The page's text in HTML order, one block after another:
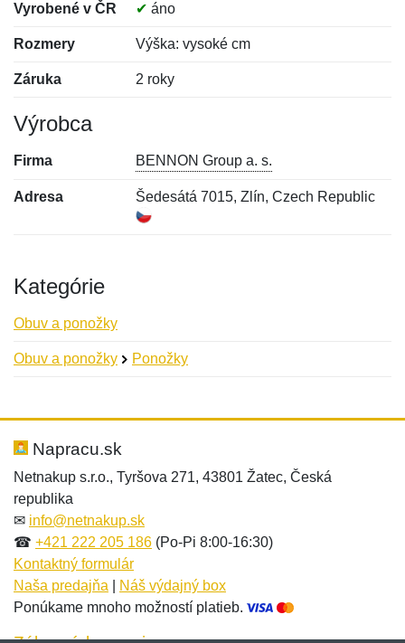
Vyrobené v ČR ✔ áno
Rozmery Výška: vysoké cm
Záruka 2 roky
Výrobca
Firma BENNON Group a. s.
Adresa Šedesátá 7015, Zlín, Czech Republic
Kategórie
Obuv a ponožky
Obuv a ponožky Ponožky
Hodnotenie:
Meno:*
E-mail:
Meno:
E-mail:*
Správa*
Napracu.sk
Netnakup s.r.o., Tyršova 271, 43801 Žatec, Česká
republika
✉ info@netnakup.sk
☎ +421 222 205 186 (Po-Pi 8:00-16:30)
Kontaktný formulár
Naša predajňa
Náš výdajný box
Ponúkame mnoho možností platieb.